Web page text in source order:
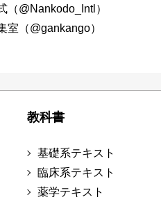
（@Nankodo_Intl）
室（@gankango）
教科書
基礎系テキスト
臨床系テキスト
薬学テキスト